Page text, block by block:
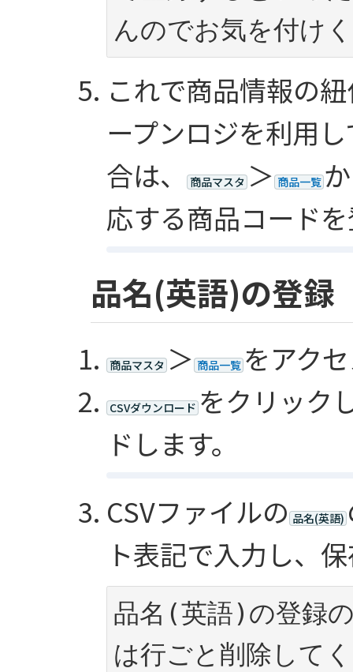
んのでお気を付け
これで商品情報の
ープンロジを利用
合は、
商品マスタ ＞ 商品一覧
応する商品コード
品名(英語)の登録
商品マスタ ＞ 商品一覧 をアク
CSVダウンロード をクリック
ドします。
CSVファイルの 品名(英語)
ト表記で入力し、
品名(英語)の登録
は行ごと削除して